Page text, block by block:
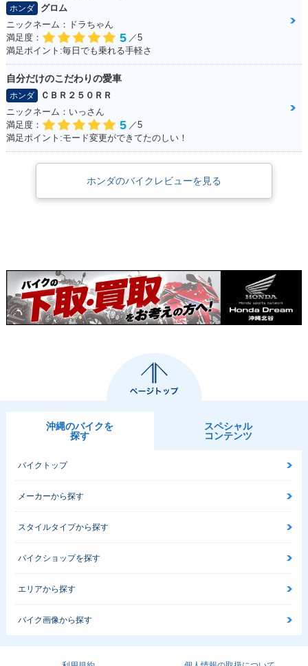
ホンダ
グロム
ニックネーム：ドラちゃん
満足度：
5 ／5
満足ポイント:毎日でも乗れる手軽さ
自分だけのこだわりの愛車
ホンダ
ＣＢＲ２５０ＲＲ
ニックネーム：いっさん
満足度：
5 ／5
満足ポイント:モード変更ができてたのしい！
ホンダのバイクレビューを見る
沖縄のバイクを
探す
スペシャル
コンテンツ
バイクトップ
メーカーから探す
スタイルタイプから探す
バイクショップを探す
エリアから探す
バイク画像から探す